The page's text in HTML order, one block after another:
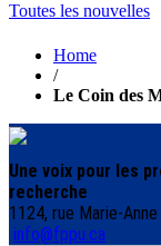
Toutes les nouvelles
Home
/
Le Coin des
Une voix pour les
recherche
1124, rue Marie-
info@fppu.ca